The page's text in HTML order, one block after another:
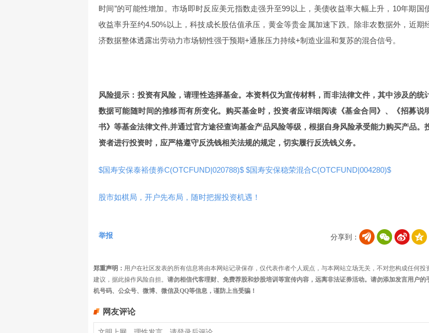
时间”的可能性增加。市场即时反应美元指数走强升至99以上，美债收益率大幅上升，10年期国
收益率升至约4.50%以上，科技成长股估值承压，黄金等贵金属加速下跌。除非农数据外，近期
济数据整体透露出劳动力市场韧性强于预期+通胀压力持续+制造业温和复苏的混合信号。
风险提示：投资有风险，请理性选择基金。本资料仅为宣传材料，而非法律文件，其中涉及的统
数据可能随时间的推移而有所变化。购买基金时，投资者应详细阅读《基金合同》、《招募说
书》等基金法律文件,并通过官方途径查询基金产品风险等级，根据自身风险承受能力购买产品。
资者进行投资时，应严格遵守反洗钱相关法规的规定，切实履行反洗钱义务。
$国寿安保泰裕债券C(OTCFUND|020788)$ $国寿安保稳荣混合C(OTCFUND|004280)$
股市如棋局，开户先布局，随时把握投资机遇！
分享到：
举报
郑重声明： 用户在社区发表的所有信息将由本网站记录保存，仅代表作者个人观点，与本网站立场无关，不对您构成任何投
建议，据此操作风险自担。 请勿相信代客理财、免费荐股和炒股培训等宣传内容，远离非法证券活动。请勿添加发言用户的
机号码、公众号、微博、微信及QQ等信息，谨防上当受骗！
网友评论